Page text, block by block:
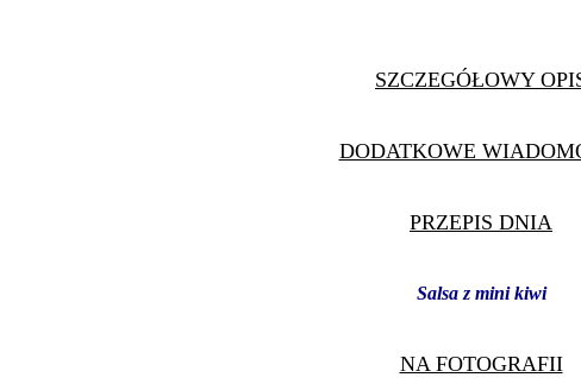
SZCZEGÓŁOWY
DODATKOWE
PRZEPIS DNIA
Salsa z mini kiwi
NA FOTOGRAFII